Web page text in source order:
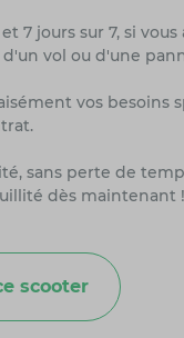
7 jours sur 7, si
vol ou d'une
vos besoins
sans perte de
dès maintenant !
scooter